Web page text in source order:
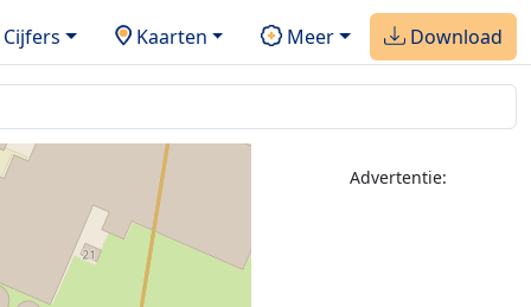
Cijfers Kaarten Meer Download
Advertentie: